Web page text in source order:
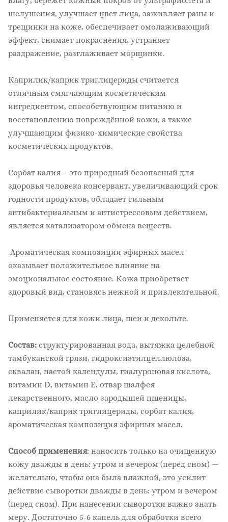
шелушения, улучшает цвет лица, заживляет раны и
трещинки на коже, обеспечивает омолаживающий
эффект, снимает покраснения, устраняет
раздражение, разглаживает морщинки.
Каприлик/каприк триглицериды считается
отличным смягчающим косметическим
ингредиентом, способствующим питанию и
восстановлению повреждённой кожи, а также
улучшающим физико-химические свойства
косметических продуктов.
Сорбат калия – это природный безопасный для
здоровья человека консервант, увеличивающий срок
годности продуктов, обладает сильным
антибактериальным и антистрессовым действием,
является катализатором обмена веществ.
Ароматическая композиции эфирных масел
оказывает положительное влияние на
эмоциональное состояние. Кожа приобретает
здоровый вид, становясь нежной и привлекательной.
Применяется для кожи лица, шеи и декольте.
Состав: структурированная вода, вытяжка целебной
тамбуканской грязи, гидроксиэтилцеллюлоза,
сквалан, настой календулы, гиалуроновая кислота,
витамин D, витамин Е, отвар шалфея
лекарственного, масло зародышей пшеницы,
каприлик/каприк триглицериды, сорбат калия,
ароматическая композиция эфирных масел.
Способ применения: наносить только на очищенную
кожу дважды в день: утром и вечером (перед сном) —
желательно, чтобы она была влажной, это усилит
действие сыворотки дважды в день: утром и вечером
(перед сном). При нанесении сыворотки важно знать
меру. Достаточно 5-6 капель для обработки всего